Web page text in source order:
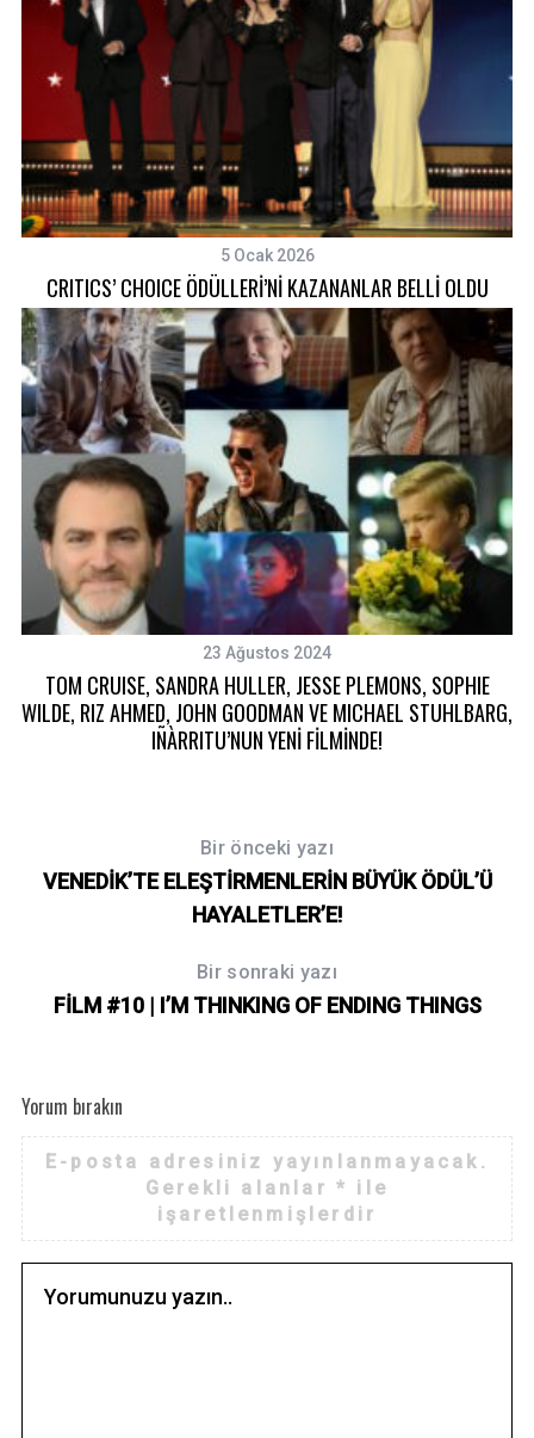
5 Ocak 2026
CRITICS’ CHOICE ÖDÜLLERİ’Nİ KAZANANLAR BELLİ OLDU
23 Ağustos 2024
TOM CRUISE, SANDRA HULLER, JESSE PLEMONS, SOPHIE
WILDE, RIZ AHMED, JOHN GOODMAN VE MICHAEL STUHLBARG,
IÑÀRRITU’NUN YENİ FİLMİNDE!
Bir önceki yazı
VENEDİK’TE ELEŞTİRMENLERİN BÜYÜK ÖDÜL’Ü
HAYALETLER’E!
Bir sonraki yazı
FİLM #10 | I’M THINKING OF ENDING THINGS
Yorum bırakın
E-posta adresiniz yayınlanmayacak.
Gerekli alanlar* ile
işaretlenmişlerdir